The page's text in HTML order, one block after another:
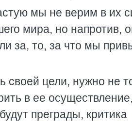
мы не верим в их
мира, но напротив,
за, то, за что мы
своей цели, нужно не
в ее осуществление,
преграды, критика